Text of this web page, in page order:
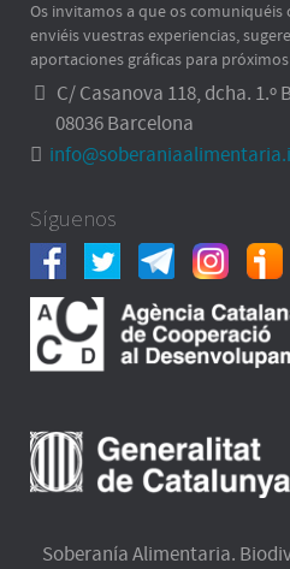
Os invitamos a que os
enviéis vuestras experiencias,
aportaciones gráficas para
C/ Casanova 118, dcha. 1.º
08036 Barcelona
Síguenos
Soberanía Alimentaria.